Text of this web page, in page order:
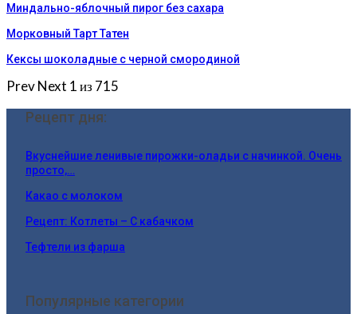
Миндально-яблочный пирог без сахара
Морковный Тарт Татен
Кексы шоколадные с черной смородиной
PrevNext 1 из 715
Рецепт дня:
Вкуснейшие ленивые пирожки-оладьи с начинкой. Очень
просто,…
Какао с молоком
Рецепт: Котлеты – С кабачком
Тефтели из фарша
Популярные категории